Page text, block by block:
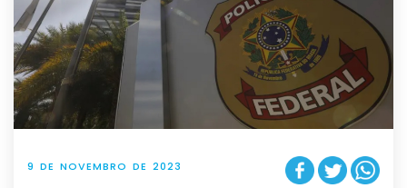
9 DE NOVEMBRO DE 2023